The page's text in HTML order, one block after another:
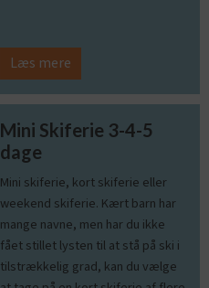
Læs mere
Mini Skiferie 3-4-5
dage
Mini skiferie, kort skiferie eller
weekend skiferie. Kært barn har
mange navne, men har du ikke
fået stillet lysten til at stå på ski i
tilstrækkelig grad, kan du vælge